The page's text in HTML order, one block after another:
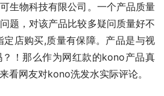
生物科技有限公司。一个产品质量
题，对该产品比较多疑问质量好不
店购买,质量有保障。产品是与视
！那么作为网红款的kono产品真
看网友对kono洗发水实际评论。